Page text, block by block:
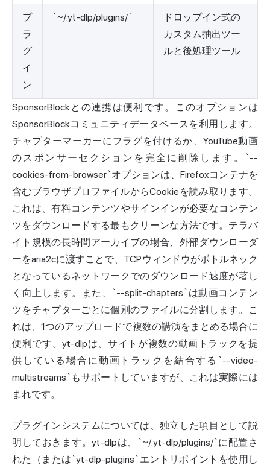
プ
ラ
グ
イ
ン
`~/.yt-dlp/plugins/`
ドロップイン式の
カスタム抽出ツー
ルと後処理ツール
SponsorBlockとの連携は便利です。このオプションは
SponsorBlockコミュニティデータベースを利用します。
チャプターマーカーにフラグを付けるか、YouTube動画
のスポンサーセクションを完全に削除します。`--
cookies-from-browser`オプションは、Firefoxコンテナを
含むブラウザプロファイルからCookieを読み取ります。
これは、有料コンテンツやサインインが必要なコンテン
ツをダウンロードする最もクリーンな方法です。テラバ
イト規模の長時間アーカイブの場合、外部ダウンローダ
ーをaria2cに渡すことで、TCPウィンドウがボトルネック
となっているネットワークでのダウンロード速度が著し
く向上します。また、`--split-chapters`は動画コンテン
ツをチャプターごとに個別のファイルに分割します。こ
れは、1つのアップロードで複数の講演をまとめる場合に
便利です。yt-dlpは、サイトが複数の動画トラックを提
供している場合に動画トラックを結合する`--video-
multistreams`もサポートしていますが、これは実際には
まれです。
プラグインシステムについては、独立した項目として説
明しておきます。yt-dlpは、`~/.yt-dlp/plugins/`に配置さ
れた（または`yt-dlp-plugins`エントリポイントを使用し